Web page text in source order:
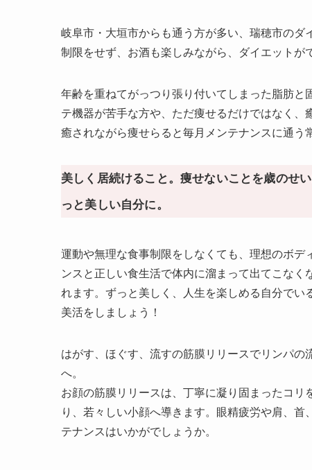
岐阜市・大垣市からも通う方が多い、瑞穂市の
制限をせず、お酒も楽しみながら、ダイエットが
年齢を重ねてがっつり張り付いてしまった脂肪
テ機器が苦手な方や、ただ痩せるだけではなく、
癒されながら痩せらると毎月メンテナンスに通う
美しく居続けること。痩せないことを歳のせ
っと美しい自分に。
運動や無理な食事制限をしなくても、理想のボ
ンスと正しい食生活で体内に溜まって出てこなく
れます。ずっと美しく、人生を楽しめる自分で
美活をしましょう！
はがす、ほぐす、流すの筋膜リリースでリンパ
へ。
お顔の筋膜リリースは、丁寧に凝り固まったコ
り、若々しい小顔へ導きます。眼精疲労や肩、
テナンスはいかがでしょうか。